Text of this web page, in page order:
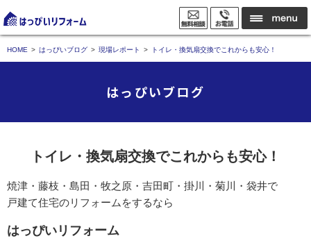
HOME はっぴいブログ 現場レポート トイレ・換気扇交換でこれからも安心！
はっぴいブログ
トイレ・換気扇交換でこれからも安心！
焼津・藤枝・島田・牧之原・吉田町・掛川・菊川・袋井で
戸建て住宅のリフォームをするなら
はっぴいリフォーム